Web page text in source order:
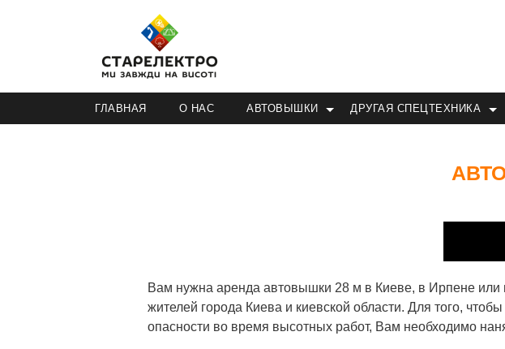
ГЛАВНАЯ О НАС АВТОВЫШКИ ДРУГАЯ СПЕЦТЕХНИКА
Вам нужна аренда автовышки 28 м в Киеве, в Ирпене или
жителей города Киева и киевской области. Для того,
опасности во время высотных работ, Вам необходимо